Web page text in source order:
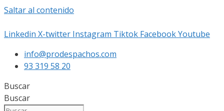
Saltar al contenido
Linkedin X-twitter Instagram Tiktok FacebookYoutube
info@prodespachos.com
93 319 58 20
Buscar
Buscar